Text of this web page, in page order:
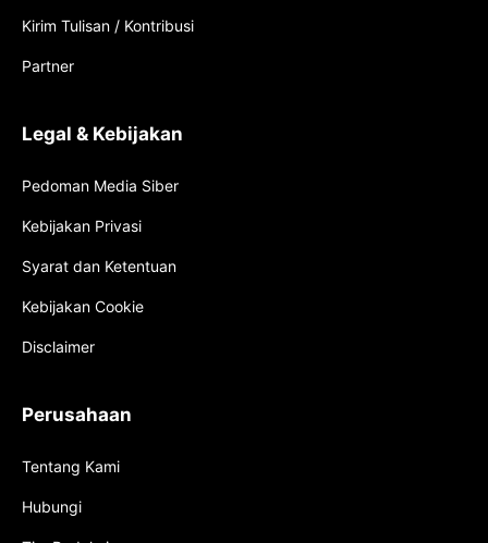
Kirim Tulisan / Kontribusi
Partner
Legal & Kebijakan
Pedoman Media Siber
Kebijakan Privasi
Syarat dan Ketentuan
Kebijakan Cookie
Disclaimer
Perusahaan
Tentang Kami
Hubungi